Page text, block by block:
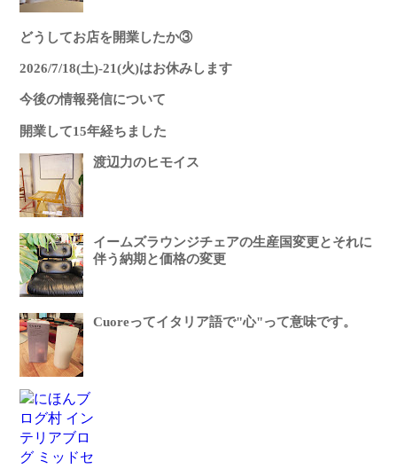
どうしてお店を開業したか③
2026/7/18(土)-21(火)はお休みします
今後の情報発信について
開業して15年経ちました
渡辺力のヒモイス
イームズラウンジチェアの生産国変更とそれに
伴う納期と価格の変更
Cuoreってイタリア語で"心"って意味です。